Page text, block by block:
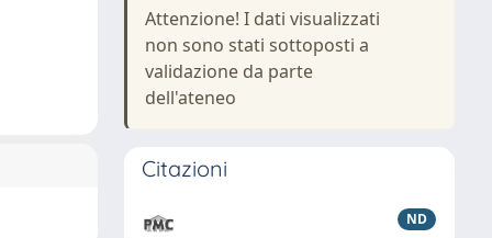
Attenzione! I dati visualizzati
non sono stati sottoposti a
validazione da parte
dell'ateneo
Citazioni
ND